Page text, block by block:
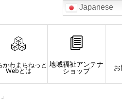
かわまちねっと
Webとは
地域福祉アンテナ
ショップ
Japanese